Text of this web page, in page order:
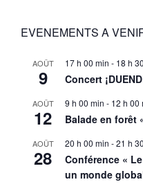
EVENEMENTS A
AOÛT
9
17 h 00 min - 18 h
Concert
AOÛT
12
9 h 00 min - 12 h 00
Balade en forêt
AOÛT
28
20 h 00 min -21 h
Conférence «
un monde